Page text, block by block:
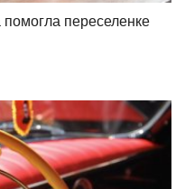
помогла переселенке